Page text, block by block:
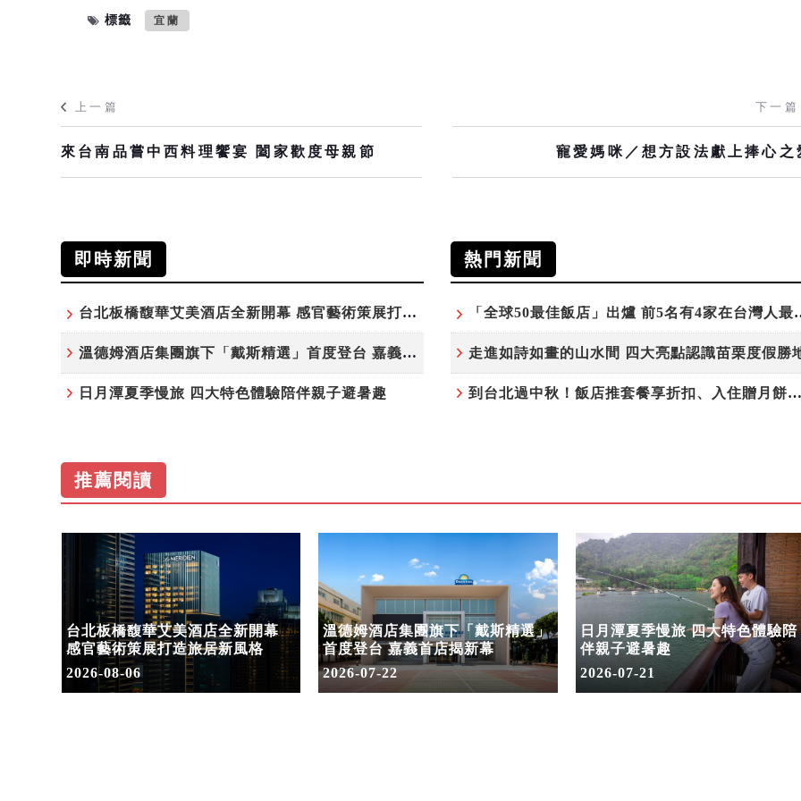
標籤 宜蘭
上一篇
來台南品嘗中西料理饗宴 闔家歡度母親節
下一篇
寵愛媽咪／想方設法獻上捧心之
即時新聞
台北板橋馥華艾美酒店全新開幕 感官藝術策展打造旅居新風格
溫德姆酒店集團旗下「戴斯精選」首度登台 嘉義首店揭新幕
日月潭夏季慢旅 四大特色體驗陪伴親子避暑趣
熱門新聞
「全球50最佳飯店
走進如詩如畫的山水間 四大亮點認識苗栗度假勝
到台北過中秋！飯店推套餐享折扣、入住贈月餅禮盒
推薦閱讀
台北板橋馥華艾美酒店全新開幕
感官藝術策展打造旅居新風格
2026-08-06
溫德姆酒店集團旗下「戴斯精選」
首度登台 嘉義首店揭新幕
2026-07-22
日月潭夏季慢旅 四大特色體驗陪
伴親子避暑趣
2026-07-21